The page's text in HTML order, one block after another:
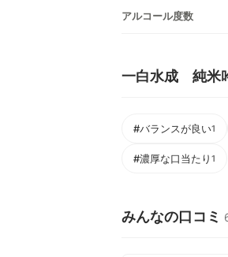
アルコール度数
一白水成 純米
#バランスが良い1
#濃厚な口当たり 1
みんなの口コミ